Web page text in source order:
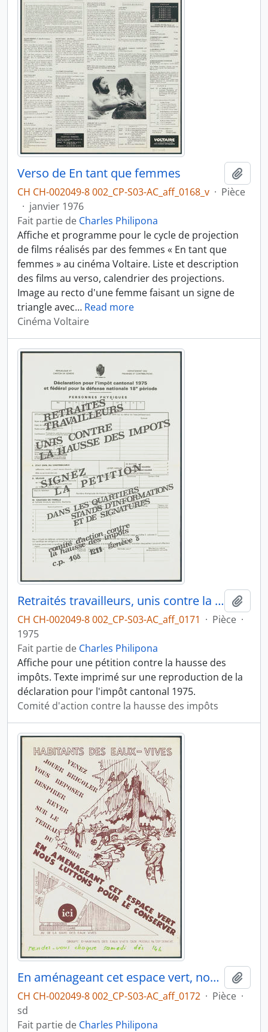
Verso de En tant que femmes
CH CH-002049-8 002_CP-S03-AC_aff_0168_v · Pièce
· janvier 1976
Fait partie de Charles Philipona
Affiche et programme pour le cycle de projection
de films réalisés par des femmes « En tant que
femmes » au cinéma Voltaire. Liste et description
des films au verso, calendrier des projections.
Image au recto d'une femme faisant un signe de
triangle avec… Read more
Cinéma Voltaire
Retraités travailleurs, unis contre la hausse des impôts
CH CH-002049-8 002_CP-S03-AC_aff_0171 · Pièce ·
1975
Fait partie de Charles Philipona
Affiche pour une pétition contre la hausse des
impôts. Texte imprimé sur une reproduction de la
déclaration pour l'impôt cantonal 1975.
Comité d'action contre la hausse des impôts
En aménageant cet espace vert, nous luttons pour le conserver
CH CH-002049-8 002_CP-S03-AC_aff_0172 · Pièce ·
sd
Fait partie de Charles Philipona